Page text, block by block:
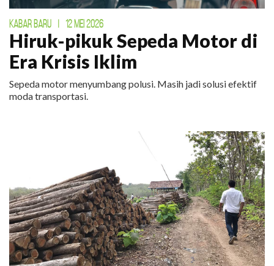
KABAR BARU 12 MEI 2026
Hiruk-pikuk Sepeda Motor di
Era Krisis Iklim
Sepeda motor menyumbang polusi. Masih jadi solusi efektif
moda transportasi.